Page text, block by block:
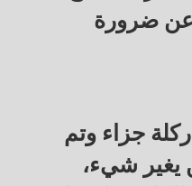
عن ضرورة
جزاء وتم
يغير شيء،